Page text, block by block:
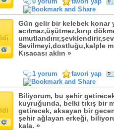
Gün gelir bir kelebek konar
acıtmaz,üşütmez,kırıp
Sevilmeyi,dostluğu,kalple
Kısacası aklın »
1 yorum favori yap
Biliyorum, bu şehir
kuyruğunda, belki tıkış bir
getirecek, aksayan bir
şehir ağlayan erkeği,
kala. »